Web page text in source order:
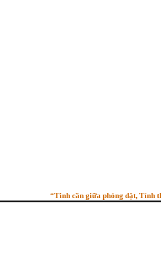
“Tinh cần giữa phóng dật, Tỉnh thức